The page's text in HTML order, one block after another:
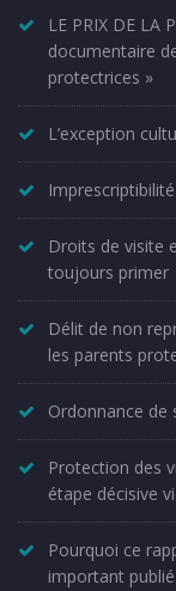
LE PRIX DE LA
documentaire
protectrices »
L’exception
Droits de visite
toujours primer
Délit de non
les parents
Ordonnance de
Protection des
étape décisive
Pourquoi ce
important publié